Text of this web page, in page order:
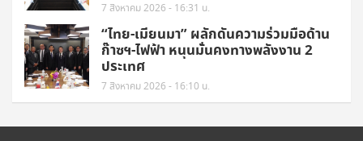
7 สิงหาคม 2026 - 16:31 น.
“ไทย-เมียนมา” ผลักดันความร่วมมือด้าน
ก๊าซฯ-ไฟฟ้า หนุนมั่นคงทางพลังงาน 2
ประเทศ
7 สิงหาคม 2026 - 16:10 น.